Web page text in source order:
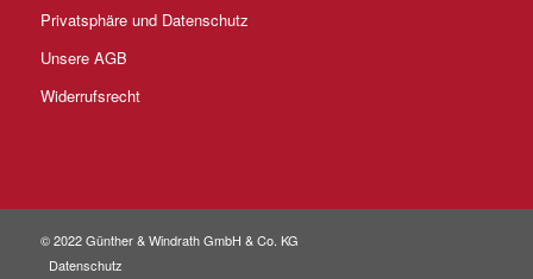
Privatsphäre und Datenschutz
Unsere AGB
Widerrufsrecht
© 2022 Günther & Windrath GmbH & Co. KG
Datenschutz